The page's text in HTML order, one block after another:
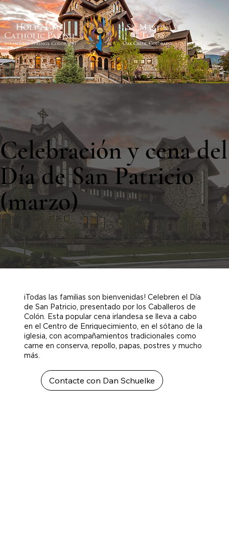
Celebración y cena del
Día de San Patricio
(marzo)
¡Todas las familias son bienvenidas! Celebren el Día
de San Patricio, presentado por los Caballeros de
Colón. Esta popular cena irlandesa se lleva a cabo
en el Centro de Enriquecimiento, en el sótano de la
iglesia, con acompañamientos tradicionales como
carne en conserva, repollo, papas, postres y mucho
más.
Contacte con Dan Schuelke